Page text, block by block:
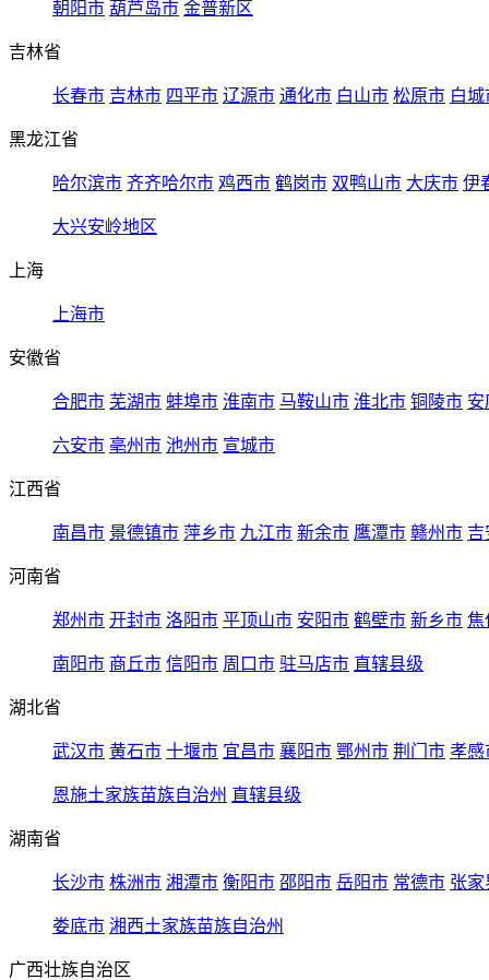
朝阳市 葫芦岛市 金普新区
吉林省
长春市 吉林市 四平市 辽源市 通化市 白山市 松原市 白城
黑龙江省
哈尔滨市 齐齐哈尔市 鸡西市 鹤岗市 双鸭山市 大庆市 伊
大兴安岭地区
上海
上海市
安徽省
合肥市 芜湖市 蚌埠市 淮南市 马鞍山市 淮北市 铜陵市 安
六安市 亳州市 池州市 宣城市
江西省
南昌市 景德镇市 萍乡市 九江市 新余市 鹰潭市 赣州市 吉
河南省
郑州市 开封市 洛阳市 平顶山市 安阳市 鹤壁市 新乡市 焦
南阳市 商丘市 信阳市 周口市 驻马店市 直辖县级
湖北省
武汉市 黄石市 十堰市 宜昌市 襄阳市 鄂州市 荆门市 孝感
恩施土家族苗族自治州 直辖县级
湖南省
长沙市 株洲市 湘潭市 衡阳市 邵阳市 岳阳市 常德市 张家
娄底市 湘西土家族苗族自治州
广西壮族自治区